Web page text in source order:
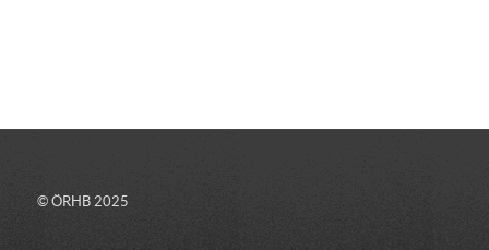
© ÖRHB 2025